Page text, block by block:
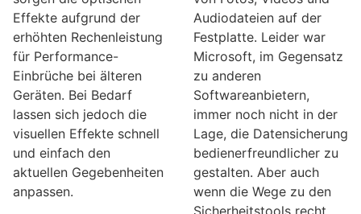
Effekte aufgrund der
erhöhten Rechenleistung
für Performance-
Einbrüche bei älteren
Geräten. Bei Bedarf
lassen sich jedoch die
visuellen Effekte schnell
und einfach den
aktuellen Gegebenheiten
anpassen.
Audiodateien auf der
Festplatte. Leider war
Microsoft, im Gegensatz
zu anderen
Softwareanbietern,
immer noch nicht in der
Lage, die Datensicherung
bedienerfreundlicher zu
gestalten. Aber auch
wenn die Wege zu den
Sicherheitstools recht